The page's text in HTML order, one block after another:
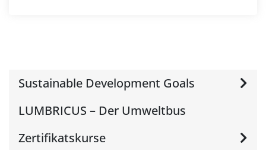
Sustainable Development Goals
LUMBRICUS – Der Umweltbus
Zertifikatskurse